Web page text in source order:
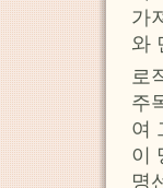
가
와
로
주
여
이
명